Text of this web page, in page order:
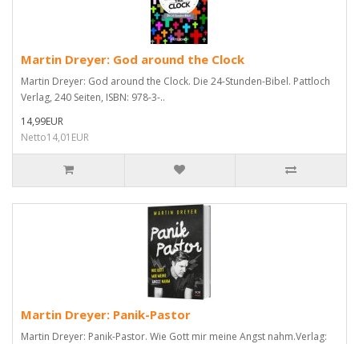
Martin Dreyer: God around the Clock
Martin Dreyer: God around the Clock. Die 24-Stunden-Bibel. Pattloch
Verlag, 240 Seiten, ISBN: 978-3-..
14,99EUR
Netto14,01EUR
Martin Dreyer: Panik-Pastor
Martin Dreyer: Panik-Pastor. Wie Gott mir meine Angst nahm.Verlag: